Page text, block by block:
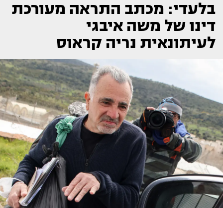
בלעדי: מכתב התראה מעורכת
דינו של משה איבגי
לעיתונאית נריה קראוס